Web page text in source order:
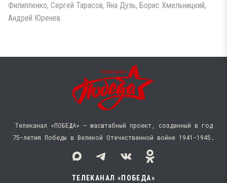
Филиппенко, Сергей Тарасов, Яна Дузь, Борис Хмельницкий,
Андрей Юренев.
Телеканал «ПОБЕДА» — масштабный проект, созданный в год
75-летия Победы в Великой Отечественной войне 1941−1945.
ТЕЛЕКАНАЛ «ПОБЕДА»